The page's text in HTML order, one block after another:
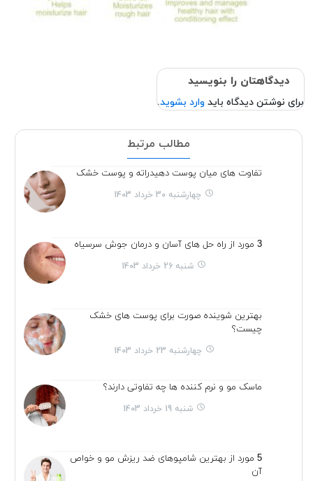
دیدگاهتان را بنویسید
برای نوشتن دیدگاه باید وارد بشوید.
مطالب مرتبط
تفاوت های میان پوست دهیدراته و پوست خشک
چهارشنبه 30 خرداد 1403
3 مورد از راه حل های آسان و درمان جوش سرسیاه
شنبه 26 خرداد 1403
بهترین شوینده صورت برای پوست های خشک
چیست؟
چهارشنبه 23 خرداد 1403
ماسک مو و نرم کننده ها چه تفاوتی دارند؟
شنبه 19 خرداد 1403
5 مورد از بهترین شامپوهای ضد ریزش مو و خواص
آن